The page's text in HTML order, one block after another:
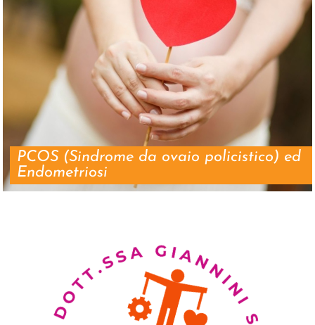
PCOS (Sindrome da ovaio policistico) ed
Endometriosi